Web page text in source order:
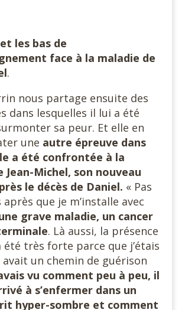
les bas de
face à la maladie de
.
nous partage ensuite des
dans lesquelles il lui a été
sa peur. Et elle en
une autre épreuve dans
a été confrontée à la
Jean-Michel, son nouveau
le décès de Daniel. « Pas
que je m’installe avec
grave maladie, un cancer
. Là aussi, la présence
été très forte parce que j’étais
avait un chemin de guérison
vu comment peu à peu, il
à s’enfermer dans un
hyper-sombre et comment